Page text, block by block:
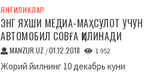
ЯНГИЛИКЛАР
ЭНГ ЯХШИ МЕДИА-МАҲСУЛОТ УЧУН
АВТОМОБИЛ СОВҒА ҚИЛИНАДИ
MANZUR.UZ /01.12.2018 1 952
Жорий йилнинг 10 декабрь куни